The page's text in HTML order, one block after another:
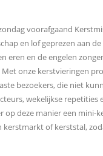
voorafgaand
en lof geprezen aan
eren en de engelen
onze kerstvieringen
bezoekers, die niet
wekelijkse
op deze manier een mini-
kerstmarkt of kerststal,